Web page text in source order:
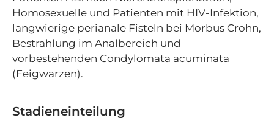
Homosexuelle und Patienten mit HIV-Infektion,
langwierige perianale Fisteln bei Morbus Crohn,
Bestrahlung im Analbereich und
vorbestehenden Condylomata acuminata
(Feigwarzen).
Stadieneinteilung